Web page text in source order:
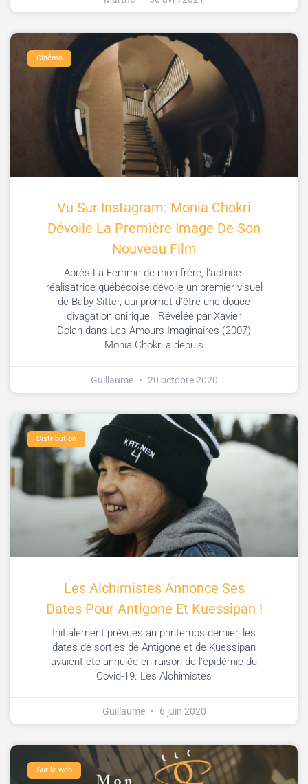
Cinéma
Vu Sur Instagram: Monia Chokri
Dévoile La Première Image De Son
Nouveau Film
Après La Femme de mon frère, l’actrice-
réalisatrice québécoise dévoile un premier visuel
de Baby-Sitter, qui promet d’être une douce
divagation onirique. Révélée par Xavier
Dolan dans Les Amours Imaginaires (2007)
Monia Chokri a depuis
Guillaume 20 octobre 2020
Distribution
Les Alchimistes Annonce Ses
Dates Pour Antigone Et Kuessipan !
Initialement prévues au printemps dernier, les
dates de sorties de Antigone et de Kuessipan
avaient été annulée en raison de l’épidémie du
Covid-19. Les Alchimistes
Guillaume 6 juin 2020
Sur le web